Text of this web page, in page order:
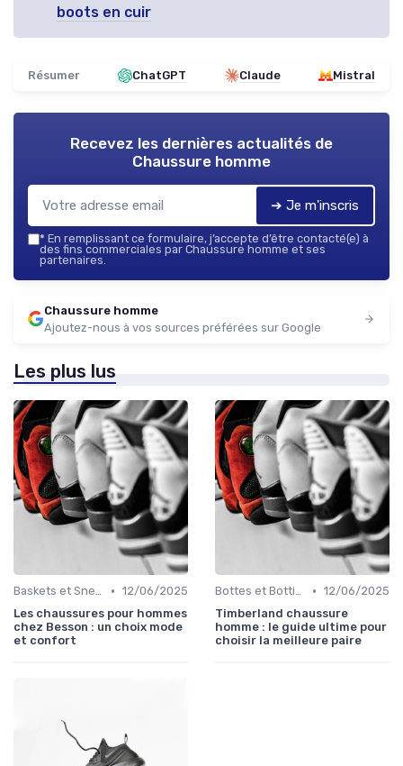
boots en cuir
Résumer ChatGPT Claude Mistral
Recevez les dernières actualités de
Chaussure homme
➔ Je m'inscris
* En remplissant ce formulaire, j’accepte d’être contacté(e) à
des fins commerciales par Chaussure homme et ses
partenaires.
Chaussure homme
Ajoutez-nous à vos sources préférées sur Google
Les plus lus
Baskets et Sneakers • 12/06/2025
Les chaussures pour hommes
chez Besson : un choix mode
et confort
Bottes et Bottines • 12/06/2025
Timberland chaussure
homme : le guide ultime pour
choisir la meilleure paire